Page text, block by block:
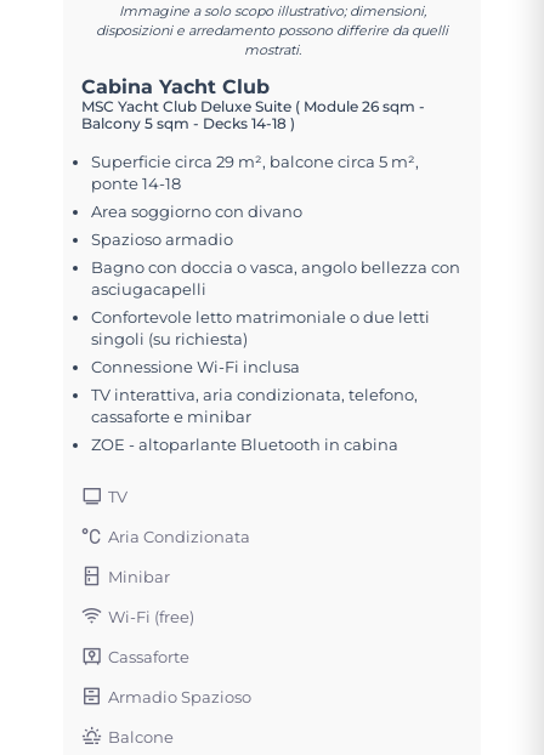
Immagine a solo scopo illustrativo; dimensioni,
disposizioni e arredamento possono differire da quelli
mostrati.
Cabina Yacht Club
MSC Yacht Club Deluxe Suite ( Module 26 sqm -
Balcony 5 sqm - Decks 14-18 )
Superficie circa 29 m², balcone circa 5 m²,
ponte 14-18
Area soggiorno con divano
Spazioso armadio
Bagno con doccia o vasca, angolo bellezza con
asciugacapelli
Confortevole letto matrimoniale o due letti
singoli (su richiesta)
Connessione Wi-Fi inclusa
TV interattiva, aria condizionata, telefono,
cassaforte e minibar
ZOE - altoparlante Bluetooth in cabina
TV
Aria Condizionata
Minibar
Wi-Fi (free)
Cassaforte
Armadio Spazioso
Balcone